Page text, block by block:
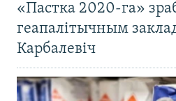
«Пастка 2020-га»
геапалітычным
Карбалевіч